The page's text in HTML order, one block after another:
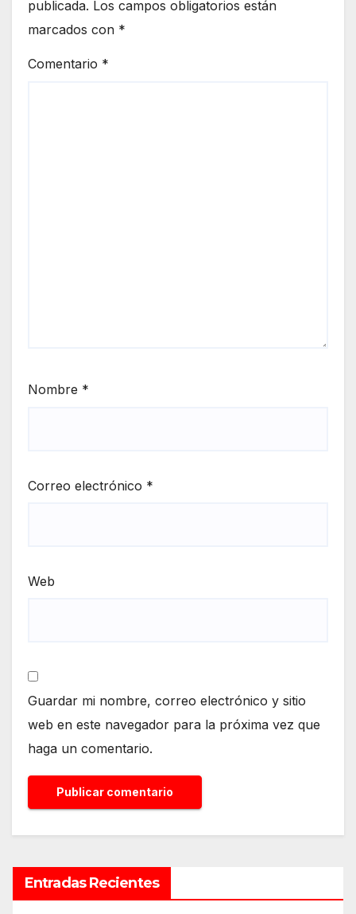
publicada. Los campos obligatorios están
marcados con *
Comentario *
Nombre *
Correo electrónico *
Web
Guardar mi nombre, correo electrónico y sitio
web en este navegador para la próxima vez que
haga un comentario.
Entradas Recientes